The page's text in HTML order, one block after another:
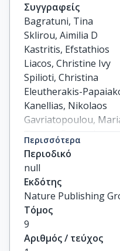
Συγγραφείς
Bagratuni, Tina
Sklirou, Aimilia D
Kastritis, Efstathios
Liacos, Christine Ivy
Spilioti, Christina
Eleutherakis-
Kanellias, Nikolaos
Gavriatopoulou,
Terpos, Evangelos
Trougakos, Ioannis P
others
Περισσότερα
Περιοδικό
null
Εκδότης
Nature Publishing
Τόμος
9
Αριθμός / τεύχος